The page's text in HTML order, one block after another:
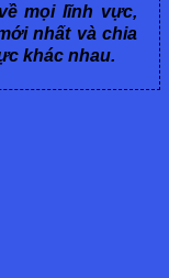
mọi lĩnh vực,
nhất và chia
khác nhau.